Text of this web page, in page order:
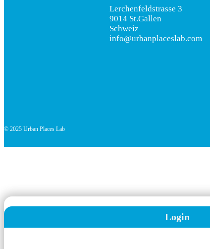
Lerchenfeldstrasse 3
9014 St.Gallen
Schweiz
info@urbanplaceslab.com
© 2025 Urban Places Lab
Login